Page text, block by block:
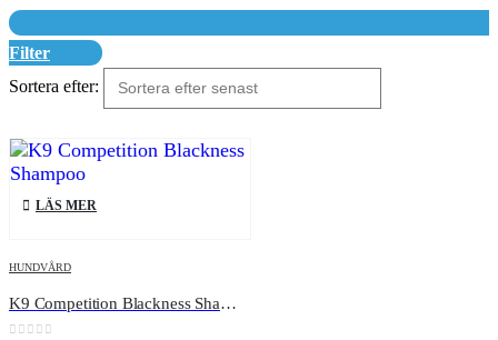
Filter
Sortera efter:
LÄS MER
HUNDVÅRD
K9 Competition Blackness Shampoo